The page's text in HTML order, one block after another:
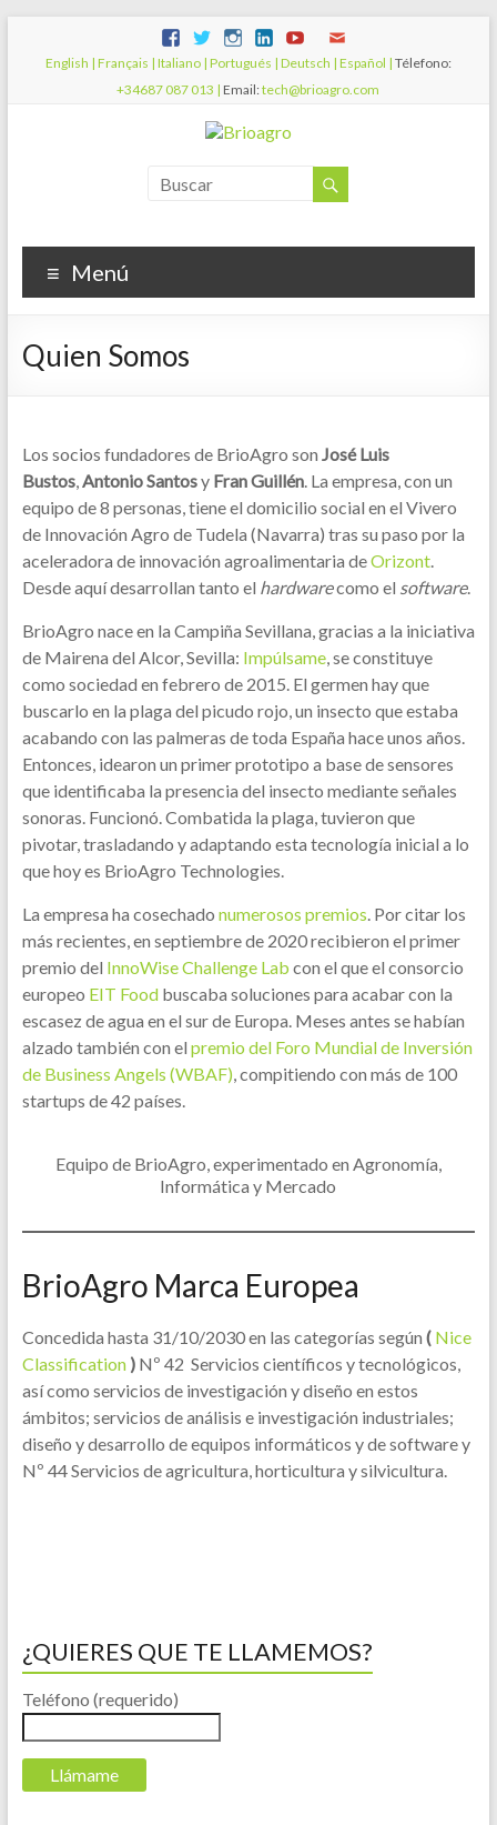
English | Français | Italiano | Portugués | Deutsch | Español | Télefono:
+34687 087 013 | Email:tech@brioagro.com
Menú
Quien Somos
Los socios fundadores de BrioAgro son José Luis
Bustos, Antonio Santosy Fran Guillén. La empresa, con un
equipo de 8 personas, tiene el domicilio social en el Vivero
de Innovación Agro de Tudela (Navarra) tras su paso por la
aceleradora de innovación agroalimentaria deOrizont.
Desde aquí desarrollan tanto el hardwarecomo el software.
BrioAgro nace en la Campiña Sevillana, gracias a la iniciativa
de Mairena del Alcor, Sevilla: Impúlsame, se constituye
como sociedad en febrero de 2015. El germen hay que
buscarlo en la plaga del picudo rojo, un insecto que estaba
acabando con las palmeras de toda España hace unos años.
Entonces, idearon un primer prototipo a base de sensores
que identificaba la presencia del insecto mediante señales
sonoras. Funcionó. Combatida la plaga, tuvieron que
pivotar, trasladando y adaptando esta tecnología inicial a lo
que hoy es BrioAgro Technologies.
La empresa ha cosechado numerosos premios . Por citar los
más recientes, en septiembre de 2020 recibieron el primer
premio del InnoWise Challenge Lab con el que el consorcio
europeo EIT Foodbuscaba soluciones para acabar con la
escasez de agua en el sur de Europa. Meses antes se habían
alzado también con el premio del Foro Mundial de Inversión
de Business Angels (WBAF) , compitiendo con más de 100
startups de 42 países.
Equipo de BrioAgro, experimentado en Agronomía,
Informática y Mercado
BrioAgro Marca Europea
Concedida hasta 31/10/2030 en las categorías según ( Nice
Classification)Nº 42 Servicios científicos y tecnológicos,
así como servicios de investigación y diseño en estos
ámbitos; servicios de análisis e investigación industriales;
diseño y desarrollo de equipos informáticos y de software y
Nº 44 Servicios de agricultura, horticultura y silvicultura.
¿QUIERES QUE TE LLAMEMOS?
Teléfono (requerido)